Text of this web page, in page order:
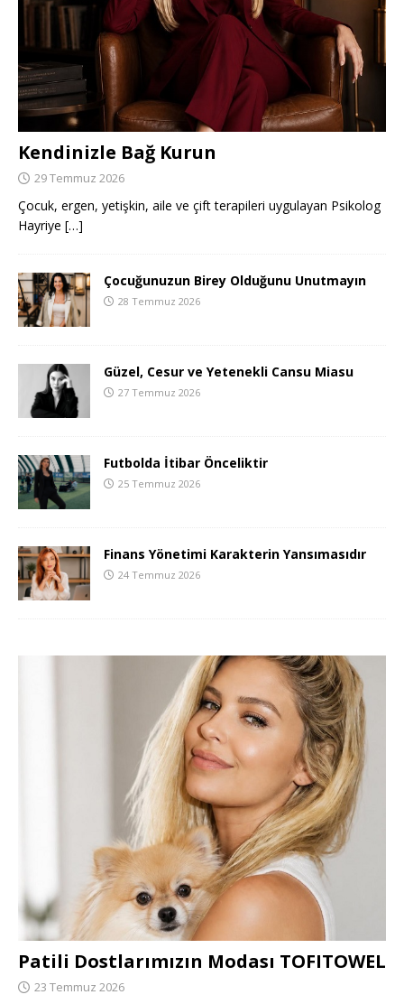
Kendinizle Bağ Kurun
29 Temmuz 2026
Çocuk, ergen, yetişkin, aile ve çift terapileri uygulayan Psikolog
Hayriye […]
Çocuğunuzun Birey Olduğunu Unutmayın
28 Temmuz 2026
Güzel, Cesur ve Yetenekli Cansu Miasu
27 Temmuz 2026
Futbolda İtibar Önceliktir
25 Temmuz 2026
Finans Yönetimi Karakterin Yansımasıdır
24 Temmuz 2026
Patili Dostlarımızın Modası TOFITOWEL
23 Temmuz 2026